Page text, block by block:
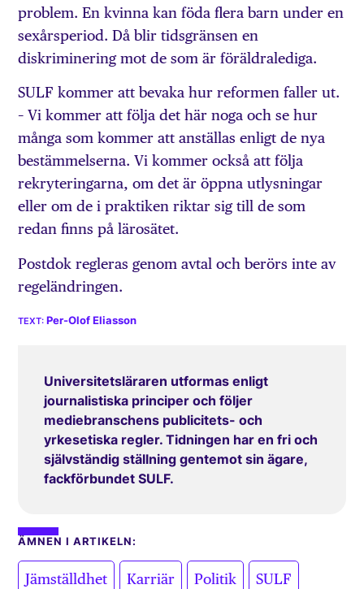
problem. En kvinna kan föda flera barn under en
sexårsperiod. Då blir tidsgränsen en
diskriminering mot de som är föräldralediga.
SULF kommer att bevaka hur reformen faller ut.
– Vi kommer att följa det här noga och se hur
många som kommer att anställas enligt de nya
bestämmelserna. Vi kommer också att följa
rekryteringarna, om det är öppna utlysningar
eller om de i praktiken riktar sig till de som
redan finns på lärosätet.
Postdok regleras genom avtal och berörs inte av
regeländringen.
Per-Olof Eliasson
Universitetsläraren utformas enligt
journalistiska principer och följer
mediebranschens publicitets- och
yrkesetiska regler. Tidningen har en fri och
självständig ställning gentemot sin ägare,
fackförbundet SULF.
ÄMNEN I ARTIKELN:
Jämställdhet Karriär Politik SULF